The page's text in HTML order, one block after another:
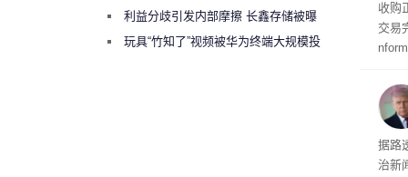
收购
交易
周
时间
交
议，
易预
到倒
据路
治新
绕梁”利益分歧引发内部摩擦 长鑫存储被曝
曾将华为驻场工程师驱逐出研发基地
玩具“竹知了”视频被华为终端大规模投